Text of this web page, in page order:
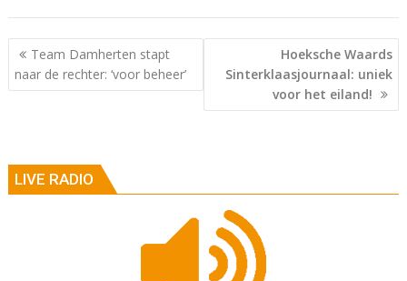
Berichtnavigatie
Team Damherten stapt
naar de rechter: ‘voor beheer’
Hoeksche Waards
Sinterklaasjournaal: uniek
voor het eiland!
LIVE RADIO